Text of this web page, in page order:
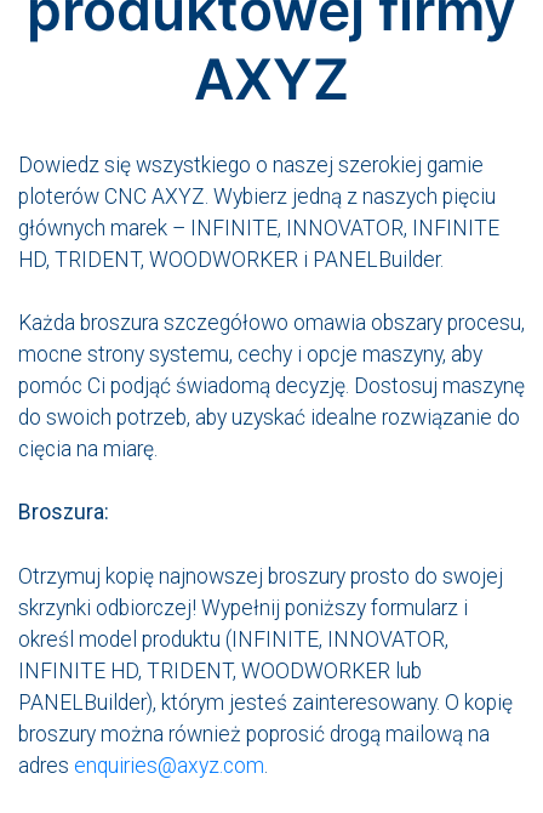
AXYZ
Dowiedz się wszystkiego o naszej szerokiej gamie
ploterów CNC AXYZ. Wybierz jedną z naszych pięciu
głównych marek – INFINITE, INNOVATOR, INFINITE
HD, TRIDENT, WOODWORKER i PANELBuilder.
Każda broszura szczegółowo omawia obszary procesu,
mocne strony systemu, cechy i opcje maszyny, aby
pomóc Ci podjąć świadomą decyzję. Dostosuj maszynę
do swoich potrzeb, aby uzyskać idealne rozwiązanie do
cięcia na miarę.
Broszura:
Otrzymuj kopię najnowszej broszury prosto do swojej
skrzynki odbiorczej! Wypełnij poniższy formularz i
określ model produktu (INFINITE, INNOVATOR,
INFINITE HD, TRIDENT, WOODWORKER lub
PANELBuilder), którym jesteś zainteresowany. O kopię
broszury można również poprosić drogą mailową na
adres enquiries@axyz.com